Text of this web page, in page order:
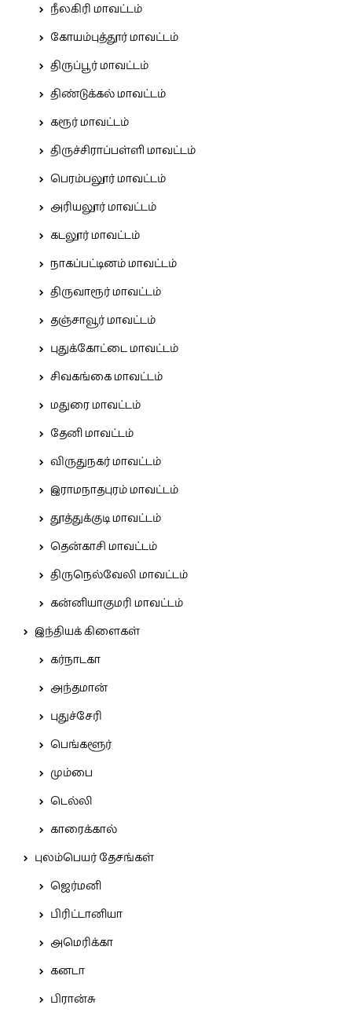
நீலகிரி மாவட்டம்
கோயம்புத்தூர் மாவட்டம்
திருப்பூர் மாவட்டம்
திண்டுக்கல் மாவட்டம்
கரூர் மாவட்டம்
திருச்சிராப்பள்ளி மாவட்டம்
பெரம்பலூர் மாவட்டம்
அரியலூர் மாவட்டம்
கடலூர் மாவட்டம்
நாகப்பட்டினம் மாவட்டம்
திருவாரூர் மாவட்டம்
தஞ்சாவூர் மாவட்டம்
புதுக்கோட்டை மாவட்டம்
சிவகங்கை மாவட்டம்
மதுரை மாவட்டம்
தேனி மாவட்டம்
விருதுநகர் மாவட்டம்
இராமநாதபுரம் மாவட்டம்
தூத்துக்குடி மாவட்டம்
தென்காசி மாவட்டம்
திருநெல்வேலி மாவட்டம்
கன்னியாகுமரி மாவட்டம்
இந்தியக் கிளைகள்
கர்நாடகா
அந்தமான்
புதுச்சேரி
பெங்களூர்
மும்பை
டெல்லி
காரைக்கால்
புலம்பெயர் தேசங்கள்
ஜெர்மனி
பிரிட்டானியா
அமெரிக்கா
கனடா
பிரான்சு